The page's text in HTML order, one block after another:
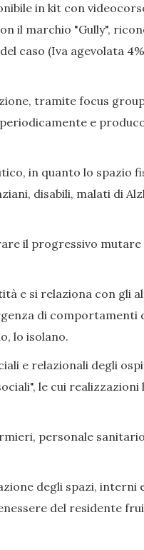
in kit con
il marchio "Gully",
caso (Iva agevolata
tramite focus
e
in quanto lo spazio
disabili, malati di
il progressivo mutare
e si relaziona con gli
di comportamenti
lo isolano.
e relazionali degli
le cui realizzazioni
personale
degli spazi, interni
del residente